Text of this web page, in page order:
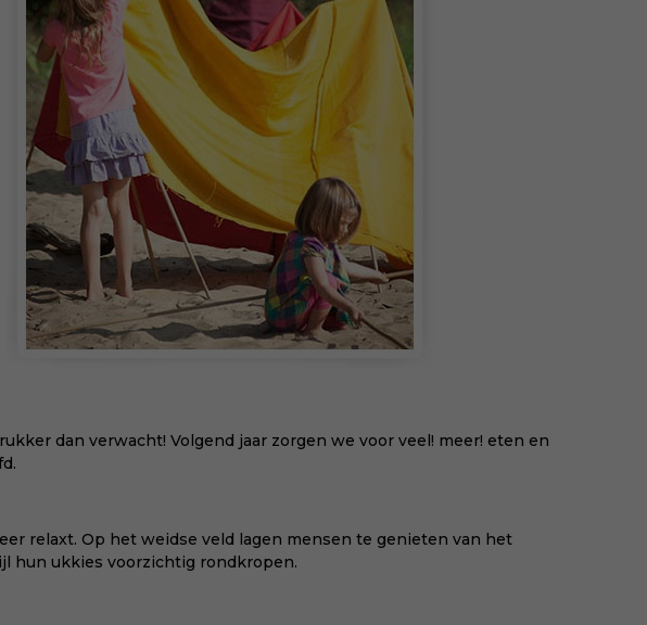
dan verwacht! Volgend jaar zorgen we voor veel! meer! eten en
relaxt. Op het weidse veld lagen mensen te genieten van het
hun ukkies voorzichtig rondkropen.